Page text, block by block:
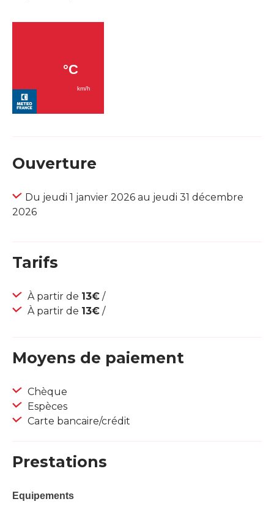
Ouverture
Du jeudi 1 janvier 2026 au jeudi 31 décembre
2026
Tarifs
À partir de 13€ /
À partir de 13€ /
Moyens de paiement
Chèque
Espèces
Carte bancaire/crédit
Prestations
Equipements